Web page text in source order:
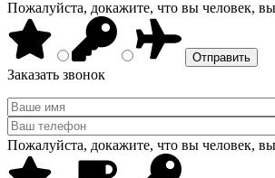
Пожалуйста, докажите, что вы человек,
Заказать звонок
Пожалуйста, докажите, что вы человек,